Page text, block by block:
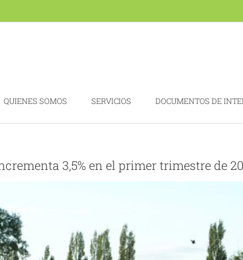
QUIENES SOMOS SERVICIOS DOCUMENTOS DE
3,5% en el primer trimestre de